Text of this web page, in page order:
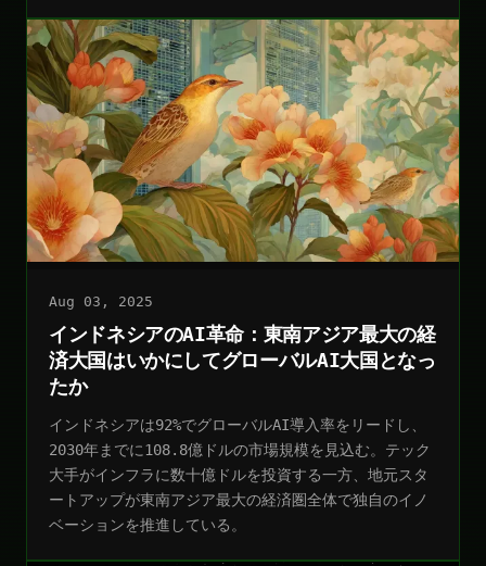
Aug 03, 2025
インドネシアのAI革命：東南アジア最大の経
済大国はいかにしてグローバルAI大国となっ
たか
インドネシアは92%でグローバルAI導入率をリードし、
2030年までに108.8億ドルの市場規模を見込む。テック
大手がインフラに数十億ドルを投資する一方、地元スタ
ートアップが東南アジア最大の経済圏全体で独自のイノ
ベーションを推進している。